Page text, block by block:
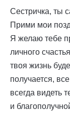
Сестричка, ты
Прими мои
Я желаю тебе
личного
твоя жизнь
получается,
всегда видеть
и